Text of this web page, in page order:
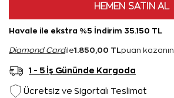
HEMEN SATIN AL
Havale ile ekstra %5 İndirim 35.150 TL
Diamond Cardile1.850,00 TL puan kazanın
1 - 5 İş Gününde Kargoda
Ücretsiz ve Sigortalı Teslimat